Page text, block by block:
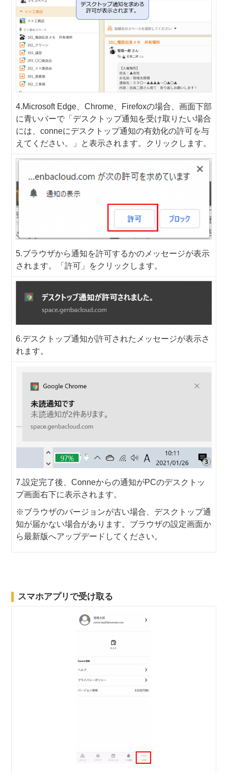
4.Microsoft Edge、Chrome、Firefoxの場合、画面下部
に青いバーで「デスクトップ通知を受け取りたい場合
には、conneにデスクトップ通知の有効化の許可を与
えてください。」と表示されます。クリックします。
5.ブラウザから通知を許可するかのメッセージが表示
されます。「許可」をクリックします。
6.デスクトップ通知が許可されたメッセージが表示さ
れます。
7.設定完了後、Conneからの通知がPCのデスクトッ
プ画面右下に表示されます。
※ブラウザのバージョンが古い場合、デスクトップ通
知が届かない場合があります。ブラウザの設定画面か
ら最新版へアップデードしてください。
スマホアプリで受け取る